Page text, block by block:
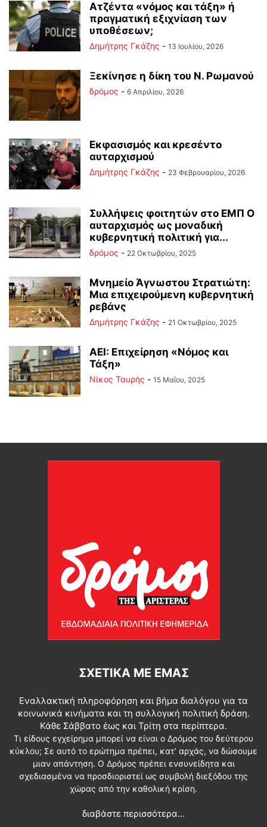
Ατζέντα «νόμος και τάξη» ή
πραγματική εξιχνίαση των
υποθέσεων;
Δημήτρης Γκάζης - 13 Ιουλίου, 2026
Ξεκίνησε η δίκη του Ν. Ρωμανού
δρόμος - 6 Απριλίου, 2026
Εκφασισμός και κρεσέντο
αυταρχισμού
Δημήτρης Γκάζης - 23 Φεβρουαρίου, 2026
Συλλήψεις φοιτητών στο ΕΜΠ Ο
αυταρχισμός ως μοναδική
κυβερνητική πολιτική για...
δρόμος - 22 Οκτωβρίου, 2025
Μνημείο Άγνωστου Στρατιώτη:
Μια επιχειρούμενη κυβερνητική
ρεβάνς
Δημήτρης Γκάζης - 21 Οκτωβρίου, 2025
ΑΕΙ: Επιχείρηση «Νόμος και
Τάξη»
Νίκος Ταυρής - 15 Μαΐου, 2025
ΣΧΕΤΙΚΆ ΜΕ ΕΜΆΣ
Εναλλακτική πληροφόρηση και βήμα διαλόγου για τα
κοινωνικά κινήματα και τη συλλογική πολιτική δράση.
Κάθε Σάββατο έως και Τρίτη στα περίπτερα.
Τι είδους εγχείρημα μπορεί να είναι ο Δρόμος του δεύτερου
κύκλου; Σε αυτό το ερώτημα πρέπει, κατ’ αρχάς, να δώσουμε
μιαν απάντηση. Ο Δρόμος πρέπει ενσυνείδητα και
σχεδιασμένα να προσδιοριστεί ως συμβολή διεξόδου της
χώρας από την καθολική κρίση.
διαβάστε περισσότερα...